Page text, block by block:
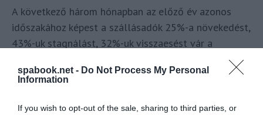
spabook.net - Do Not Process My Personal
Information
If you wish to opt-out of the sale, sharing to third parties, or
A következő három hónapban az előző év azonos
időszakához képest a szállásadók 25%-a növekedést,
43%-uk stagnálást, 32%-uk visszaesést vár a
működők közül 27%-a vár vendégforgalom
míg 48% stagnálást, 25%-uk pedig visszaesést vetít